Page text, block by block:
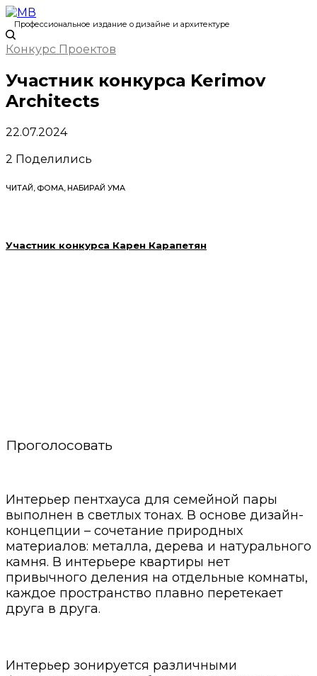
Профессиональное издание о дизайне и архитектуре
Конкурс Проектов
Участник конкурса Kerimov
Architects
22.07.2024
2 Поделились
ЧИТАЙ, ФОМА, НАБИРАЙ УМА
Участник конкурса Карен Карапетян
Проголосовать
Интерьер пентхауса для семейной пары
выполнен в светлых тонах. В основе дизайн-
концепции – сочетание природных
материалов: металла, дерева и натурального
камня. В интерьере квартиры нет
привычного деления на отдельные комнаты,
каждое пространство плавно перетекает
друга в друга.
Интерьер зонируется различными